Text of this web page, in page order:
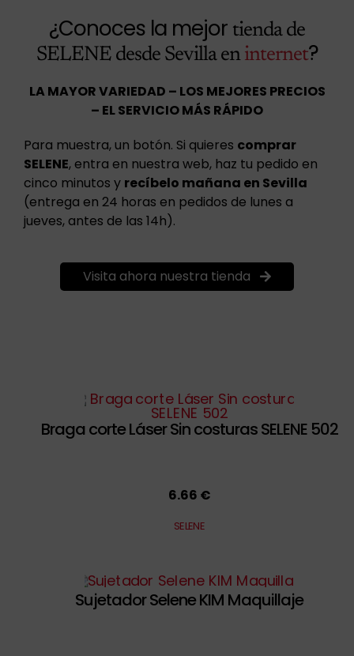
¿Conoces la mejor tienda de
SELENE desde Sevilla eninternet?
LA MAYOR VARIEDAD – LOS MEJORES PRECIOS
– EL SERVICIO MÁS RÁPIDO
Para muestra, un botón. Si quieres comprar
SELENE, entra en nuestra web, haz tu pedido en
cinco minutos y recíbelo mañana en Sevilla
(entrega en 24 horas en pedidos de lunes a
jueves, antes de las 14h).
Visita ahora nuestra tienda
Braga corte Láser Sin costuras SELENE 502
6.66 €
SELENE
Sujetador Selene KIM Maquillaje